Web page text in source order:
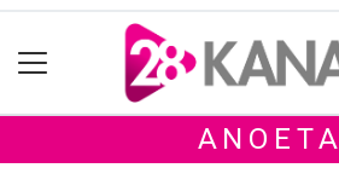
ANOETA